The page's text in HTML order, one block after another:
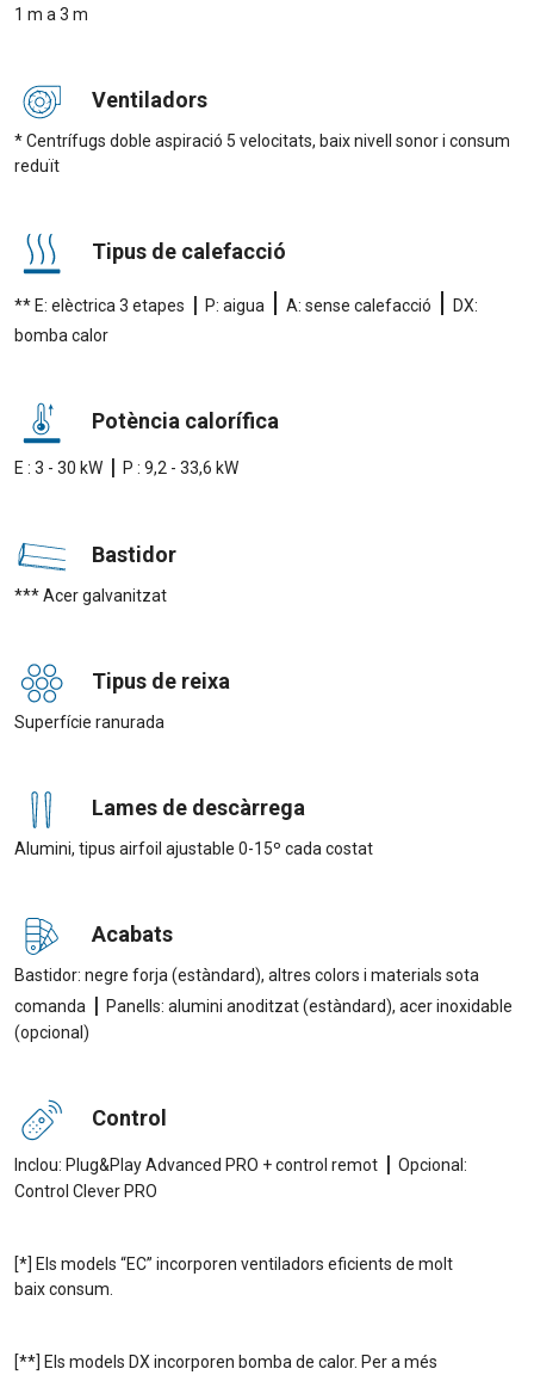
1 m a 3 m
Ventiladors
* Centrífugs doble aspiració 5 velocitats, baix nivell sonor i consum
reduït
Tipus de calefacció
** E: elèctrica 3 etapes | P: aigua | A: sense calefacció |
DX:
bomba calor
Potència calorífica
E : 3 - 30 kW | P : 9,2 - 33,6 kW
Bastidor
*** Acer galvanitzat
Tipus de reixa
Superfície ranurada
Lames de descàrrega
Alumini, tipus airfoil ajustable 0-15º cada costat
Acabats
Bastidor: negre forja (estàndard), altres colors i materials sota
comanda | Panells: alumini anoditzat (estàndard), acer inoxidable
(opcional)
Control
Inclou: Plug&Play Advanced PRO + control remot | Opcional:
Control Clever PRO
[*] Els models “EC” incorporen ventiladors eficients de molt
baix consum.
[**] Els models DX incorporen bomba de calor. Per a més